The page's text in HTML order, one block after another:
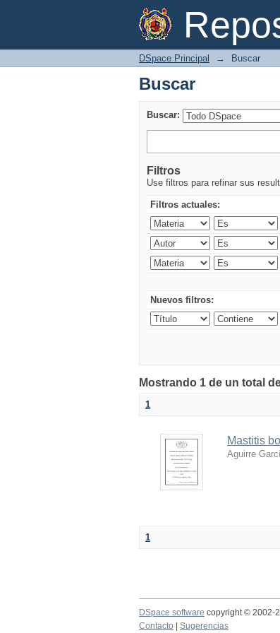
Buscar
DSpace Principal → Buscar
Buscar
Buscar:
Filtros
Use filtros para refinar sus
Filtros actuales:
Nuevos filtros:
Mostrando 1 de un total
1
Mastitis
Aguirre
1
DSpace software copyright © 2002-
Contacto
Sugerencias